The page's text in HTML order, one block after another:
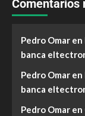
Comentarios
Pedro Omar en
banca
Pedro Omar en
banca
Pedro Omar en